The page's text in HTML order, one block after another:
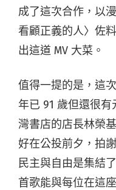
成了這次合作，以
看顧正義的人〉佐
出這道 MV 大菜。
值得一提的是，這
年已 91 歲但還很
灣書店的店長林榮
好在公投前夕，拍
民主與自由是集結
首歌能與每位在這